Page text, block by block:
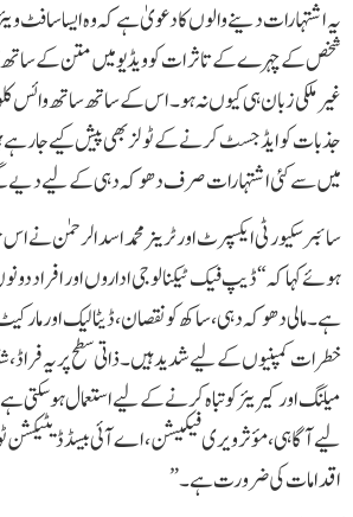
یہ اشتہارات دینے والوں کا دعویٰ ہے کہ وہ ایسا سافٹ
شخص کے چہرے کے تاثرات کو ویڈیو میں متن کے
غیر ملکی زبان ہی کیوں نہ ہو۔ اس کے ساتھ ساتھ وائس
جذبات کو ایڈجسٹ کرنے کے ٹولز بھی پیش کیے جا رہے
میں سے کئی اشتہارات صرف دھوکہ دہی کے لیے دیے
سائبر سکیورٹی ایکسپرٹ اور ٹرینر محمد اسدالرحمٰن
ہوئے کہا کہ“ڈیپ فیک ٹیکنالوجی اداروں اور افراد
ہے۔ مالی دھوکہ دہی، ساکھ کو نقصان، ڈیٹا لیک اور
خطرات کمپنیوں کے لیے شدید ہیں۔ ذاتی سطح پر یہ
میلنگ اور کیریئر کو تباہ کرنے کے لیے استعمال ہو سکتی
لیے آگاہی، مؤثر ویری فیکیشن، اے آئی بیسڈ ڈیٹیکشن
اقدامات کی ضرورت ہے۔”